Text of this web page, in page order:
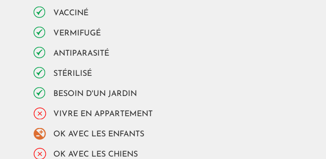
VACCINÉ
VERMIFUGÉ
ANTIPARASITÉ
STÉRILISÉ
BESOIN D'UN JARDIN
VIVRE EN APPARTEMENT
OK AVEC LES ENFANTS
OK AVEC LES CHIENS